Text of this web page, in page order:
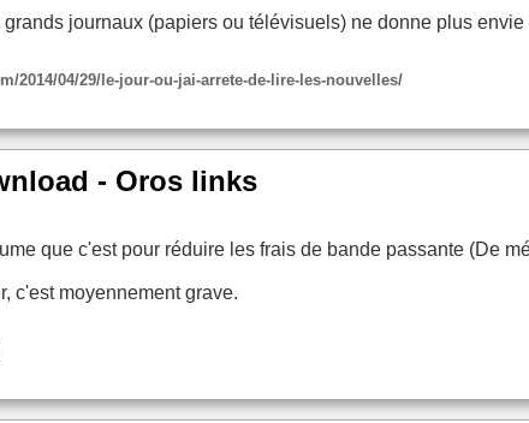
journaux (papiers ou télévisuels) ne donne plus
2014/04/29/le-jour-ou-jai-arrete-de-lire-les-nouvelles/
- Oros links
que c'est pour réduire les frais de bande passante (De
c'est moyennement grave.